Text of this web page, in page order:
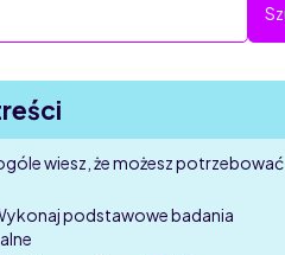
wiesz, że możesz potrzebować
podstawowe badania